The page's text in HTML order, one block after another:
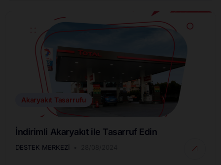
Akaryakıt Tasarrufu
İndirimli Akaryakıt ile Tasarruf Edin
DESTEK MERKEZI